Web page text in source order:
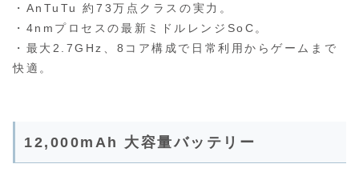
・AnTuTu 約73万点クラスの実力。
・4nmプロセスの最新ミドルレンジSoC。
・最大2.7GHz、8コア構成で日常利用からゲームまで
快適。
12,000mAh 大容量バッテリー